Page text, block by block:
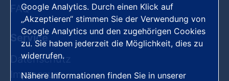
FAQ
Service
Datenschutz
Impressum
Google Analytics. Durch einen Klick auf
„Akzeptieren“ stimmen Sie der Verwendung von
Google Analytics und den zugehörigen Cookies
zu. Sie haben jederzeit die Möglichkeit, dies zu
widerrufen.
Nähere Informationen finden Sie in unserer